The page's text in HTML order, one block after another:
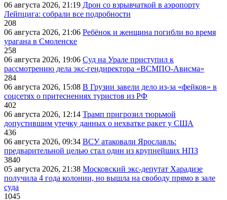
06 августа 2026, 21:19 Дрон со взрывчаткой в аэропорту
Лейпцига: собрали все подробности
208
06 августа 2026, 21:06 Ребёнок и женщина погибли во время
урагана в Смоленске
258
06 августа 2026, 19:06 Суд на Урале приступил к
рассмотрению дела экс-гендиректора «ВСМПО-Ависма»
284
06 августа 2026, 15:08 В Грузии завели дело из-за «фейков» в
соцсетях о притеснениях туристов из РФ
402
06 августа 2026, 12:14 Трамп пригрозил тюрьмой
допустившим утечку данных о нехватке ракет у США
436
06 августа 2026, 09:34 ВСУ атаковали Ярославль:
предварительной целью стал один из крупнейших НПЗ
3840
05 августа 2026, 21:38 Московский экс-депутат Харадизе
получила 4 года колонии, но вышла на свободу прямо в зале
суда
1045